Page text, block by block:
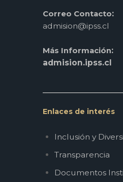
Correo Contacto:
admision@ipss.cl
Más Información:
admision.ipss.cl
Enlaces de interés
Inclusión y
Transparencia
Documentos